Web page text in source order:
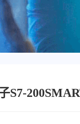
S7-